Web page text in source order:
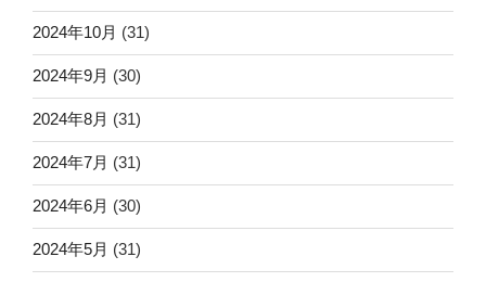
2024年10月 (31)
2024年9月 (30)
2024年8月 (31)
2024年7月 (31)
2024年6月 (30)
2024年5月 (31)